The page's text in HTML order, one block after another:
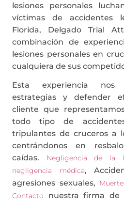
lesiones personales
víctimas de accidentes
Florida, Delgado Trial
combinación de
lesiones personales en
cualquiera de sus
Esta experiencia nos
estrategias y defender
cliente que
todo tipo de
tripulantes de cruceros a
centrándonos en
caídas. Negligencia de la
negligencia médica,
agresiones sexuales,
Contacto nuestra firma de